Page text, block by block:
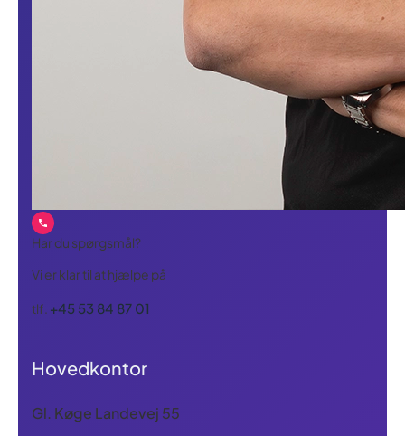
Har du spørgsmål?
Vi er klar til at hjælpe på
tlf. +45 53 84 87 01
Hovedkontor
Gl. Køge Landevej 55